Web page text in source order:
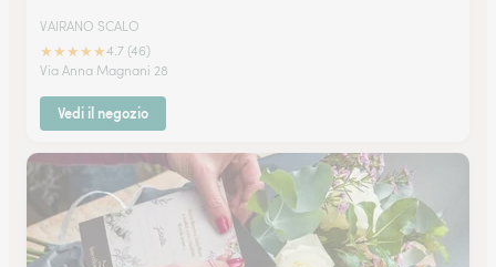
VAIRANO SCALO
★★★★★4.7 (46)
Via Anna Magnani 28
Vedi il negozio